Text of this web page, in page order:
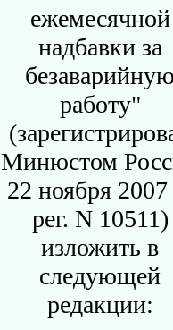
ежемесячной
надбавки за
работу"
Минюстом
22 ноября 2007
рег. N 10511)
изложить в
следующей
редакции: